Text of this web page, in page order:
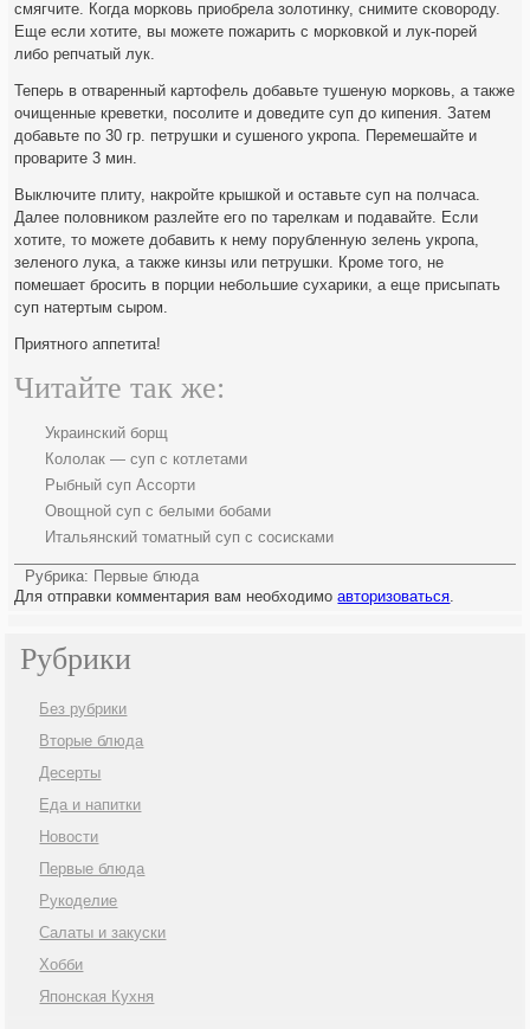
смягчите. Когда морковь приобрела золотинку, снимите сковороду.
Еще если хотите, вы можете пожарить с морковкой и лук-порей
либо репчатый лук.
Теперь в отваренный картофель добавьте тушеную морковь, а также
очищенные креветки, посолите и доведите суп до кипения. Затем
добавьте по 30 гр. петрушки и сушеного укропа. Перемешайте и
проварите 3 мин.
Выключите плиту, накройте крышкой и оставьте суп на полчаса.
Далее половником разлейте его по тарелкам и подавайте. Если
хотите, то можете добавить к нему порубленную зелень укропа,
зеленого лука, а также кинзы или петрушки. Кроме того, не
помешает бросить в порции небольшие сухарики, а еще присыпать
суп натертым сыром.
Приятного аппетита!
Читайте так же:
Украинский борщ
Кололак — суп с котлетами
Рыбный суп Ассорти
Овощной суп с белыми бобами
Итальянский томатный суп с сосисками
Рубрика: Первые блюда
Для отправки комментария вам необходимоавторизоваться.
Рубрики
Без рубрики
Вторые блюда
Десерты
Еда и напитки
Новости
Первые блюда
Рукоделие
Салаты и закуски
Хобби
Японская Кухня